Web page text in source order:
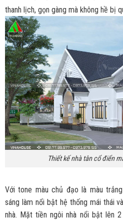
thanh lịch, gọn gàng mà không hề bị
Thiết kế nhà tân cổ điển
Với tone màu chủ đạo là màu
sáng làm nổi bật hệ thống mái thái
nhà. Mặt tiền ngôi nhà nổi bật lên